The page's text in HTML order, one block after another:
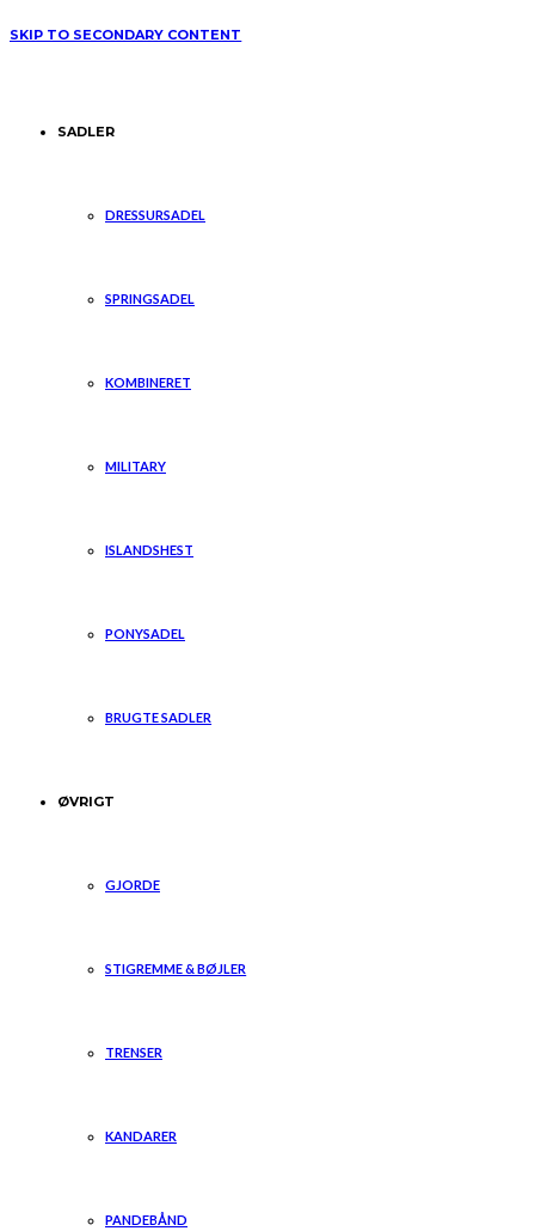
SKIP TO SECONDARY CONTENT
SADLER
DRESSURSADEL
SPRINGSADEL
KOMBINERET
MILITARY
ISLANDSHEST
PONYSADEL
BRUGTE SADLER
ØVRIGT
GJORDE
STIGREMME & BØJLER
TRENSER
KANDARER
PANDEBÅND